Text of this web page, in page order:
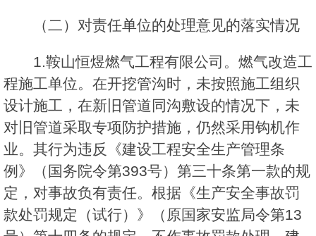
（二）对责任单位的处理意见的落实情况
1.鞍山恒煜燃气工程有限公司。燃气改造工
程施工单位。在开挖管沟时，未按照施工组织
设计施工，在新旧管道同沟敷设的情况下，未
对旧管道采取专项防护措施，仍然采用钩机作
业。其行为违反《建设工程安全生产管理条
例》（国务院令第393号）第三十条第一款的规
定，对事故负有责任。根据《生产安全事故罚
款处罚规定（试行）》（原国家安监局令第13